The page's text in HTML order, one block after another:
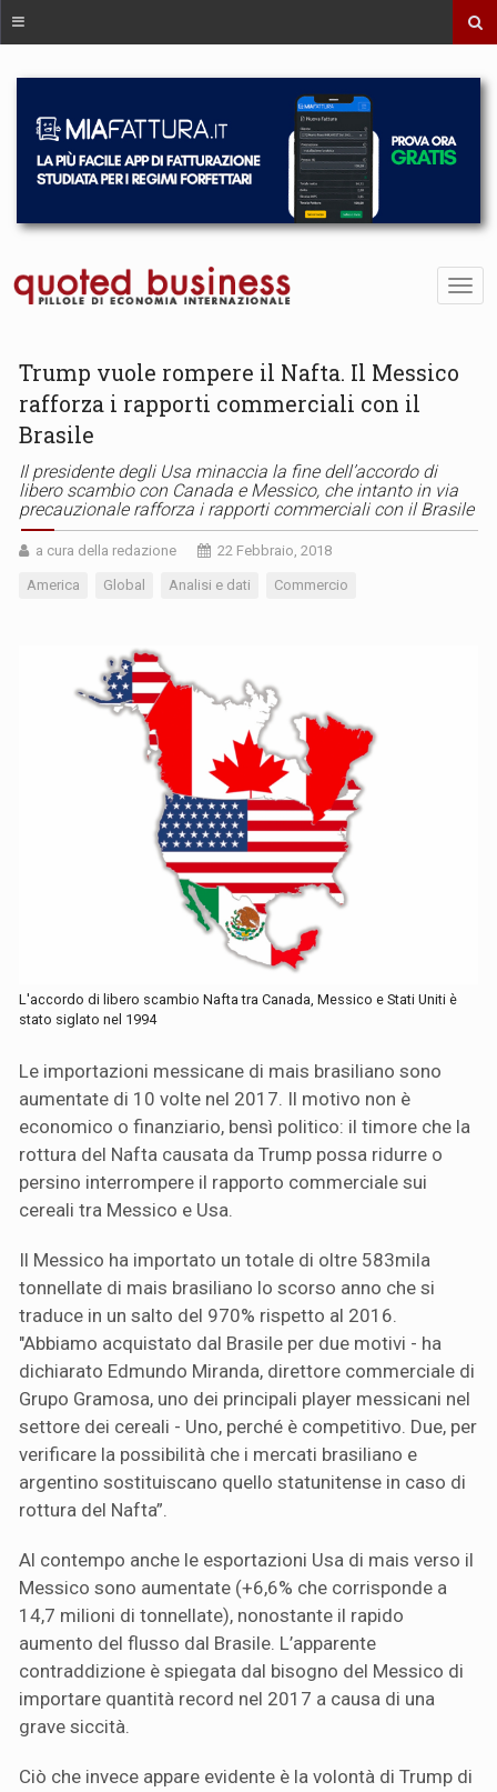
Trump vuole rompere il Nafta. Il Messico
rafforza i rapporti commerciali con il
Brasile
Il presidente degli Usa minaccia la fine dell’accordo di
libero scambio con Canada e Messico, che intanto in via
precauzionale rafforza i rapporti commerciali con il Brasile
a cura della redazione 22 Febbraio, 2018
America Global Analisi e dati Commercio
L'accordo di libero scambio Nafta tra Canada, Messico e Stati Uniti è
stato siglato nel 1994
Le importazioni messicane di mais brasiliano sono
aumentate di 10 volte nel 2017. Il motivo non è
economico o finanziario, bensì politico: il timore che la
rottura del Nafta causata da Trump possa ridurre o
persino interrompere il rapporto commerciale sui
cereali tra Messico e Usa.
Il Messico ha importato un totale di oltre 583mila
tonnellate di mais brasiliano lo scorso anno che si
traduce in un salto del 970% rispetto al 2016.
"Abbiamo acquistato dal Brasile per due motivi - ha
dichiarato Edmundo Miranda, direttore commerciale di
Grupo Gramosa, uno dei principali player messicani nel
settore dei cereali - Uno, perché è competitivo. Due, per
verificare la possibilità che i mercati brasiliano e
argentino sostituiscano quello statunitense in caso di
rottura del Nafta”.
Al contempo anche le esportazioni Usa di mais verso il
Messico sono aumentate (+6,6% che corrisponde a
14,7 milioni di tonnellate), nonostante il rapido
aumento del flusso dal Brasile. L’apparente
contraddizione è spiegata dal bisogno del Messico di
importare quantità record nel 2017 a causa di una
grave siccità.
Ciò che invece appare evidente è la volontà di Trump di